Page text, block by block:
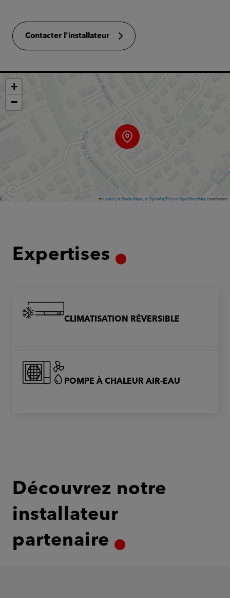
Contacter l'installateur
+
−
Leaflet| ©Stadia Maps , ©OpenMapTiles©OpenStreetMapcontributors
Expertises
CLIMATISATION RÉVERSIBLE
POMPE À CHALEUR AIR-EAU
Découvrez notre
installateur
partenaire